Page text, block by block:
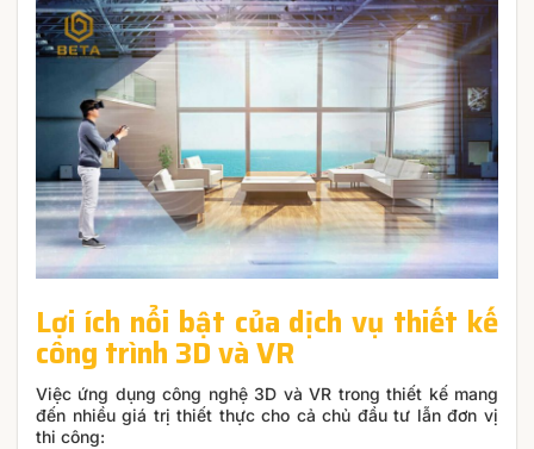
Lợi ích nổi bật của dịch vụ thiết kế
công trình 3D và VR
Việc ứng dụng công nghệ 3D và VR trong thiết kế mang
đến nhiều giá trị thiết thực cho cả chủ đầu tư lẫn đơn vị
thi công: